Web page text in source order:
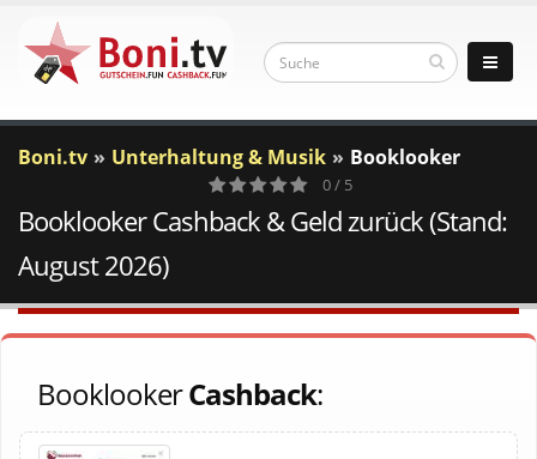
Boni.tv Unterhaltung & Musik Booklooker
0
Votes
0 / 5
Booklooker Cashback & Geld zurück (Stand:
August 2026)
BooklookerCashback: